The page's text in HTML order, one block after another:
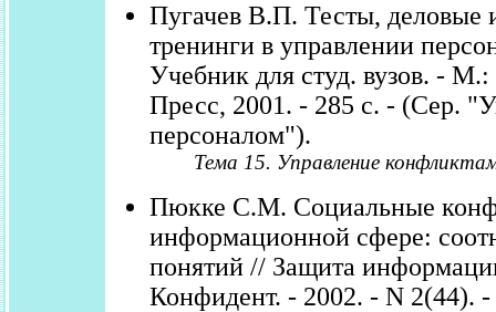
Пугачев В.П. Тесты, деловые
тренинги в управлении
Учебник для студ. вузов. - М.:
Пресс, 2001. - 285 с. - (Сер.
персоналом").
Тема 15. Управление
Пюкке С.М. Социальные
информационной сфере:
понятий // Защита
Конфидент. - 2002. - N 2(44).